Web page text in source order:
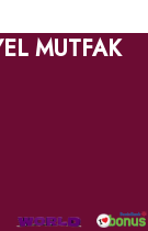
MUTFAK